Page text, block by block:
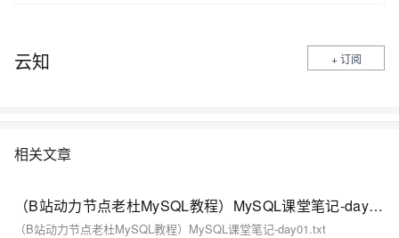
情:&nbsp;https://www.aliyun.com/product/rds/mysql&nbsp;
云知 + 订阅
相关文章
（B站动力节点老杜MySQL教程）MySQL课堂笔记-day01.txt
（B站动力节点老杜MySQL教程）MySQL课堂笔记-day01.txt